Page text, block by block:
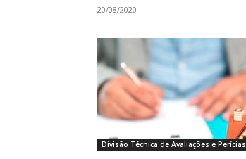
20/08/2020
Divisão Técnica de Avaliações e Perícias